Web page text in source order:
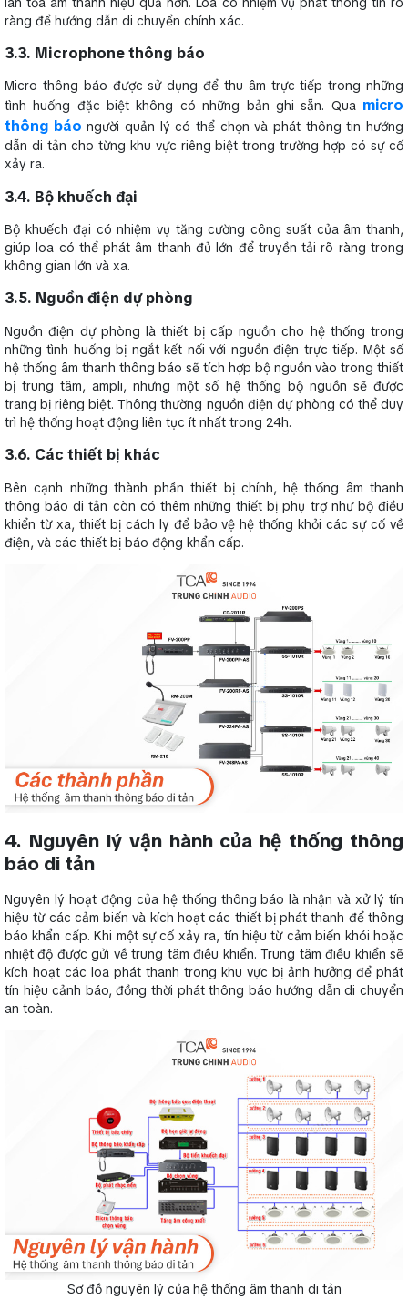
ràng để hướng dẫn di chuyển chính xác.
3.3. Microphone thông báo
Micro thông báo được sử dụng để thu âm trực tiếp trong những
tình huống đặc biệt không có những bản ghi sẵn. Qua micro
thông báo người quản lý có thể chọn và phát thông tin hướng
dẫn di tản cho từng khu vực riêng biệt trong trường hợp có sự cố
xảy ra.
3.4. Bộ khuếch đại
Bộ khuếch đại có nhiệm vụ tăng cường công suất của âm thanh,
giúp loa có thể phát âm thanh đủ lớn để truyền tải rõ ràng trong
không gian lớn và xa.
3.5. Nguồn điện dự phòng
Nguồn điện dự phòng là thiết bị cấp nguồn cho hệ thống trong
những tình huống bị ngắt kết nối với nguồn điện trực tiếp. Một số
hệ thống âm thanh thông báo sẽ tích hợp bộ nguồn vào trong thiết
bị trung tâm, ampli, nhưng một số hệ thống bộ nguồn sẽ được
trang bị riêng biệt. Thông thường nguồn điện dự phòng có thể duy
trì hệ thống hoạt động liên tục ít nhất trong 24h.
3.6. Các thiết bị khác
Bên cạnh những thành phần thiết bị chính, hệ thống âm thanh
thông báo di tản còn có thêm những thiết bị phụ trợ như bộ điều
khiển từ xa, thiết bị cách ly để bảo vệ hệ thống khỏi các sự cố về
điện, và các thiết bị báo động khẩn cấp.
4. Nguyên lý vận hành của hệ thống thông
báo di tản
Nguyên lý hoạt động của hệ thống thông báo là nhận và xử lý tín
hiệu từ các cảm biến và kích hoạt các thiết bị phát thanh để thông
báo khẩn cấp. Khi một sự cố xảy ra, tín hiệu từ cảm biến khói hoặc
nhiệt độ được gửi về trung tâm điều khiển. Trung tâm điều khiển sẽ
kích hoạt các loa phát thanh trong khu vực bị ảnh hưởng để phát
tín hiệu cảnh báo, đồng thời phát thông báo hướng dẫn di chuyển
an toàn.
Sơ đồ nguyên lý của hệ thống âm thanh di tản